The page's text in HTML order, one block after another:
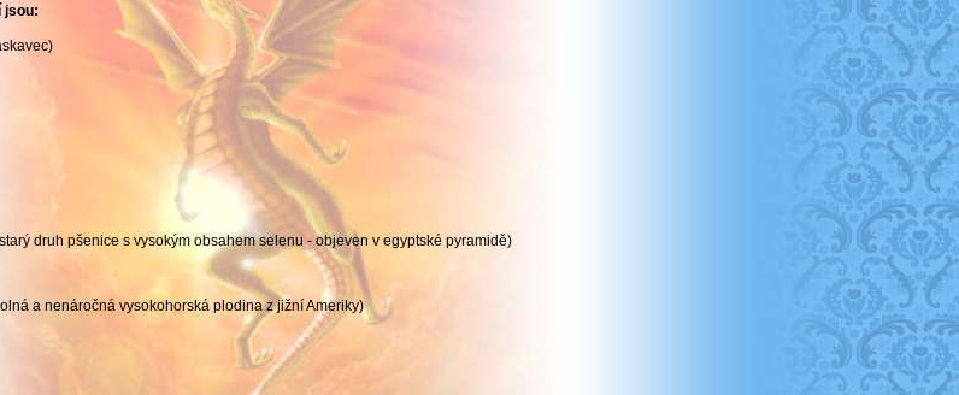
jsou:
druh pšenice s vysokým obsahem selenu - objeven v egyptské pyramidě)
a nenáročná vysokohorská plodina z jižní Ameriky)